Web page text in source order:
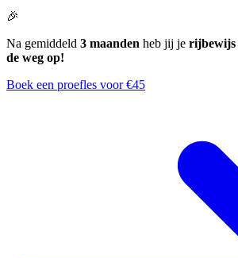
🎉
Na gemiddeld 3 maanden heb jij je rijbewijs
de weg op!
Boek een proefles voor €45